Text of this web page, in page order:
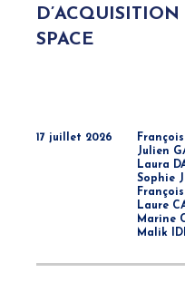
SPACE
17 juillet 2026
Julien
Laura
Sophie
Laure
Marine
Malik